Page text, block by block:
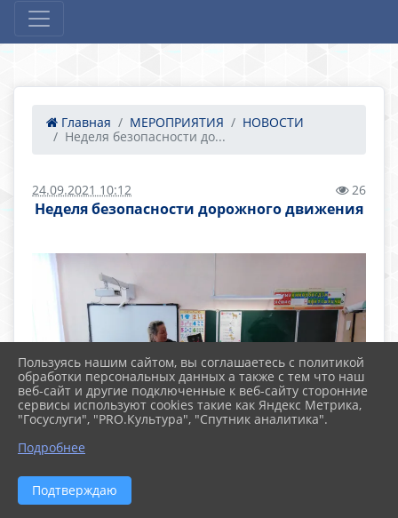
Главная МЕРОПРИЯТИЯ
НОВОСТИ
Неделя безопасности до...
24.09.2021 10:12 26
Неделя безопасности дорожного движения
Пользуясь нашим сайтом, вы соглашаетесь с политикой
обработки персональных данных а также с тем что наш
веб-сайт и другие подключенные к веб-сайту сторонние
сервисы используют cookies такие как Яндекс Метрика,
"Госуслуги", "PRO.Культура", "Спутник аналитика".
Подробнее
Подтверждаю